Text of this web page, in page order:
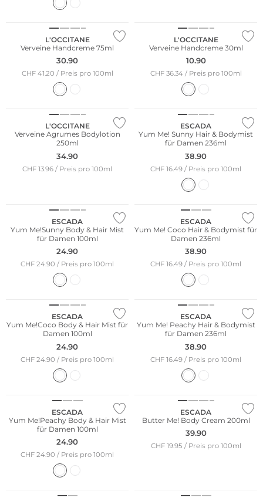
L'OCCITANE
Verveine Handcreme 75ml
30.90
CHF 41.20 / Preis pro 100ml
L'OCCITANE
Verveine Handcreme 30ml
10.90
CHF 36.34 / Preis pro 100ml
L'OCCITANE
Verveine Agrumes Bodylotion
250ml
34.90
CHF 13.96 / Preis pro 100ml
ESCADA
Yum Me! Sunny Hair & Bodymist
für Damen 236ml
38.90
CHF 16.49 / Preis pro 100ml
ESCADA
Yum Me!Sunny Body & Hair Mist
für Damen 100ml
24.90
CHF 24.90 / Preis pro 100ml
ESCADA
Yum Me! Coco Hair & Bodymist für
Damen 236ml
38.90
CHF 16.49 / Preis pro 100ml
ESCADA
Yum Me!Coco Body & Hair Mist für
Damen 100ml
24.90
CHF 24.90 / Preis pro 100ml
ESCADA
Yum Me! Peachy Hair & Bodymist
für Damen 236ml
38.90
CHF 16.49 / Preis pro 100ml
ESCADA
Yum Me!Peachy Body & Hair Mist
für Damen 100ml
24.90
CHF 24.90 / Preis pro 100ml
ESCADA
Butter Me! Body Cream 200ml
39.90
CHF 19.95 / Preis pro 100ml